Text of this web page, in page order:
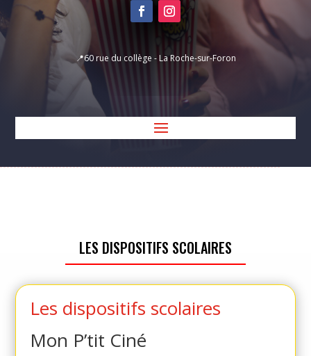
📍60 rue du collège - La Roche-sur-Foron
LES DISPOSITIFS SCOLAIRES
Les dispositifs scolaires
Mon P’tit Ciné